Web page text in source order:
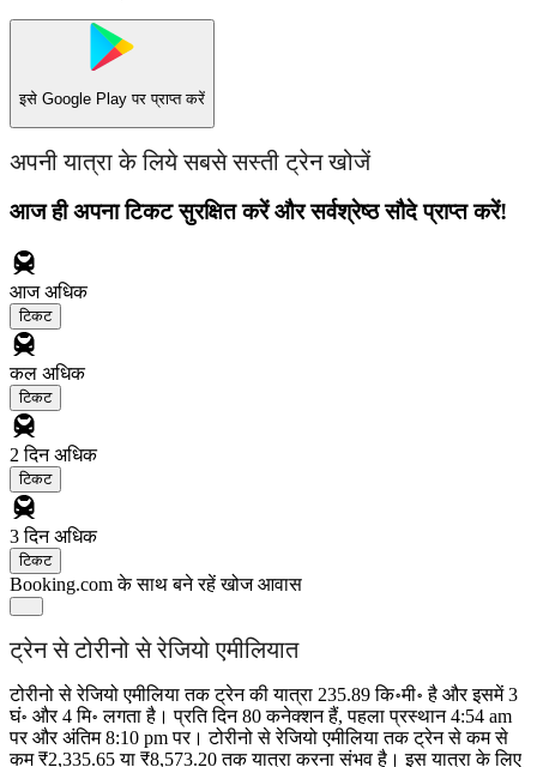
इसे Google Play पर प्राप्त करें
अपनी यात्रा के लिये सबसे सस्ती ट्रेन खोजें
आज ही अपना टिकट सुरक्षित करें और सर्वश्रेष्ठ सौदे प्राप्त करें!
आजअधिक
टिकट
कल अधिक
टिकट
2 दिनअधिक
टिकट
3 दिनअधिक
टिकट
Booking.com के साथ बने रहें खोज आवास
ट्रेन से टोरीनो से रेजियो एमीलियात
टोरीनो से रेजियो एमीलिया तक ट्रेन की यात्रा 235.89 कि॰मी॰ है और इसमें 3
घं॰ और 4 मि॰ लगता है। प्रति दिन 80 कनेक्शन हैं, पहला प्रस्थान 4:54 am
पर और अंतिम 8:10 pm पर। टोरीनो से रेजियो एमीलिया तक ट्रेन से कम से
कम ₹2,335.65 या ₹8,573.20 तक यात्रा करना संभव है। इस यात्रा के लिए